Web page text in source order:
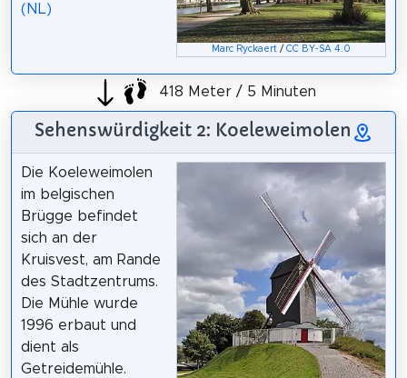
Marc Ryckaert /CC BY-SA 4.0
(NL)
418 Meter / 5 Minuten
Sehenswürdigkeit 2: Koeleweimolen
Die Koeleweimolen
im belgischen
Brügge befindet
sich an der
Kruisvest, am Rande
des Stadtzentrums.
Die Mühle wurde
1996 erbaut und
dient als
Getreidemühle.